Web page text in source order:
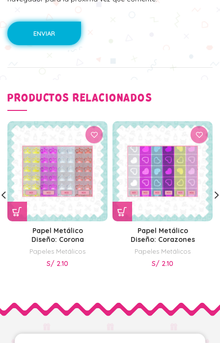
PRODUCTOS RELACIONADOS
Papel Metálico
Diseño: Corona
Papeles Metálicos
S/ 2.10
Papel Metálico
Diseño: Corazones
Papeles Metálicos
S/ 2.10